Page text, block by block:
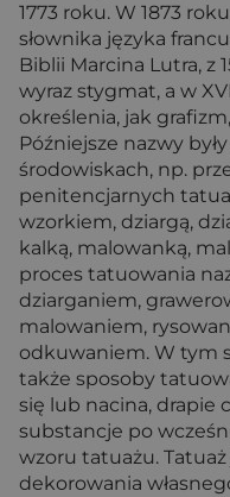
1773 roku. W 1873
słownika języka
Biblii Marcina Lutra, z
wyraz stygmat, a w
określenia, jak
Późniejsze nazwy
środowiskach, np.
penitencjarnych
wzorkiem, dziargą,
kalką, malowanką,
proces tatuowania
dziarganiem,
malowaniem,
odkuwaniem. W tym
także sposoby
się lub nacina, drapie
substancje po
wzoru tatuażu.
dekorowania